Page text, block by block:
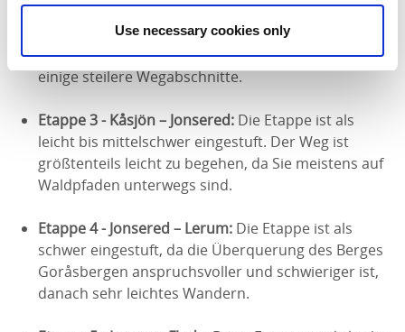
Use necessary cookies only
Etappe 2 - Skatås – See Kåsjön:Die Etappe ist als
leicht bis mittelschwer eingestuft, hat aber auch
einige steilere Wegabschnitte.
Etappe 3 - Kåsjön – Jonsered: Die Etappe ist als
leicht bis mittelschwer eingestuft. Der Weg ist
größtenteils leicht zu begehen, da Sie meistens auf
Waldpfaden unterwegs sind.
Etappe 4 - Jonsered – Lerum: Die Etappe ist als
schwer eingestuft, da die Überquerung des Berges
Goråsbergen anspruchsvoller und schwieriger ist,
danach sehr leichtes Wandern.